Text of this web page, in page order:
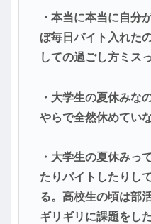
・本当に本当に自分
ぼ毎日バイト入れた
しての過ごし方ミス
・大学生の夏休みな
やらで全然休めていな
・大学生の夏休みっ
たりバイトしたりし
る。高校生の頃は部
ギリギリに課題をし